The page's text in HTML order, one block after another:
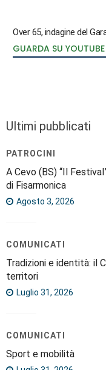
Over 65, indagine del
GUARDA SU YOUTUBE
Ultimi pubblicati
PATROCINI
A Cevo (BS) “Il
di Fisarmonica
Agosto 3, 2026
COMUNICATI
Tradizioni e identità: il
territori
Luglio 31, 2026
COMUNICATI
Sport e mobilità